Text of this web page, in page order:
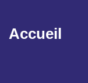
Accueil